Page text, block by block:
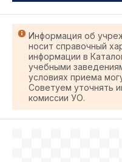
Информация об
носит справочный
информации в
учебными
условиях приема
Советуем уточнять
комиссии УО.